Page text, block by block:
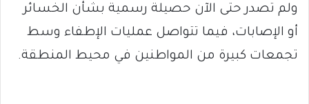
ولم تصدر حتى الآن حصيلة رسمية بشأن الخسائر
أو الإصابات، فيما تتواصل عمليات الإطفاء وسط
تجمعات كبيرة من المواطنين في محيط المنطقة.